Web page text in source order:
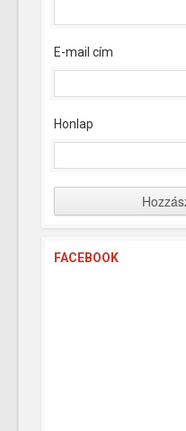
E-mail cím
Honlap
FACEBOOK